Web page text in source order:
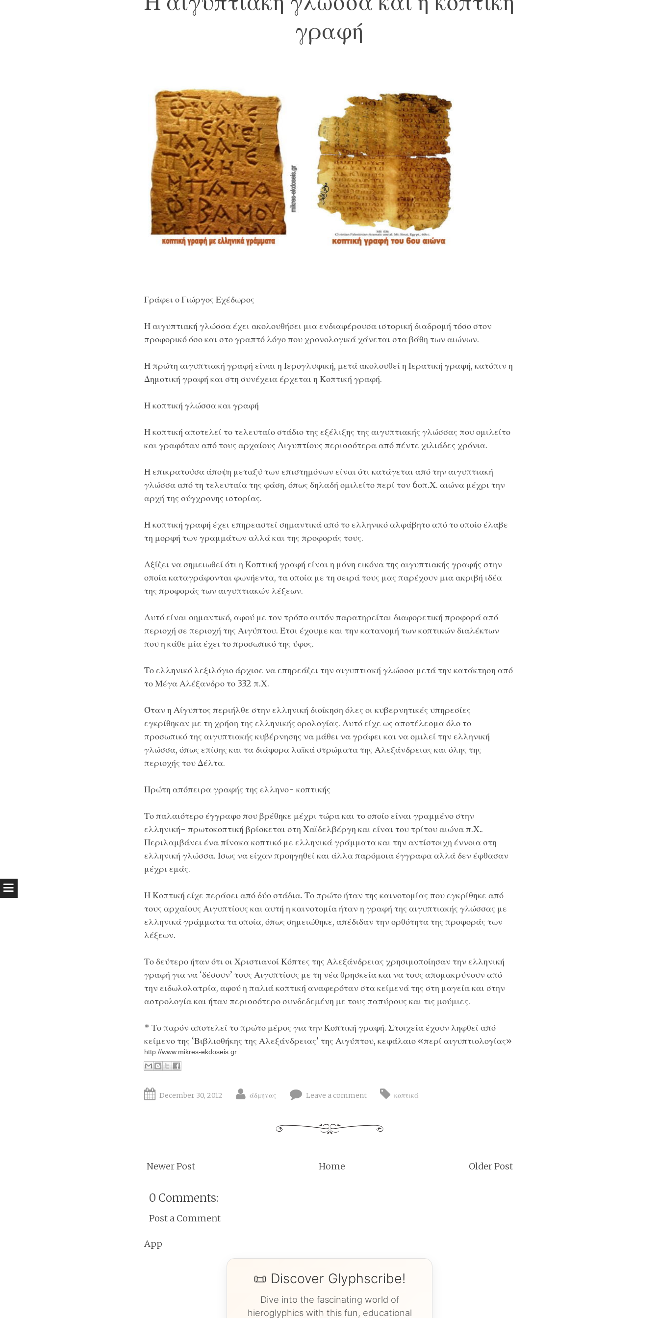
γραφή
Γράφει ο Γιώργος Εχέδωρος
Η αιγυπτιακή γλώσσα έχει ακολουθήσει μια ενδιαφέρουσα ιστορική διαδρομή τόσο στον
προφορικό όσο και στο γραπτό λόγο που χρονολογικά χάνεται στα βάθη των αιώνων.
Η πρώτη αιγυπτιακή γραφή είναι η Ιερογλυφική, μετά ακολουθεί η Ιερατική γραφή, κατόπιν η
Δημοτική γραφή και στη συνέχεια έρχεται η Κοπτική γραφή.
Η κοπτική γλώσσα και γραφή
Η κοπτική αποτελεί το τελευταίο στάδιο της εξέλιξης της αιγυπτιακής γλώσσας που ομιλείτο
και γραφόταν από τους αρχαίους Αιγυπτίους περισσότερα από πέντε χιλιάδες χρόνια.
Η επικρατούσα άποψη μεταξύ των επιστημόνων είναι ότι κατάγεται από την αιγυπτιακή
γλώσσα από τη τελευταία της φάση, όπως δηλαδή ομιλείτο περί τον 6οπ.Χ. αιώνα μέχρι την
αρχή της σύγχρονης ιστορίας.
Η κοπτική γραφή έχει επηρεαστεί σημαντικά από το ελληνικό αλφάβητο από το οποίο έλαβε
τη μορφή των γραμμάτων αλλά και της προφοράς τους.
Αξίζει να σημειωθεί ότι η Κοπτική γραφή είναι η μόνη εικόνα της αιγυπτιακής γραφής στην
οποία καταγράφονται φωνήεντα, τα οποία με τη σειρά τους μας παρέχουν μια ακριβή ιδέα
της προφοράς των αιγυπτιακών λέξεων.
Αυτό είναι σημαντικό, αφού με τον τρόπο αυτόν παρατηρείται διαφορετική προφορά από
περιοχή σε περιοχή της Αιγύπτου. Έτσι έχουμε και την κατανομή των κοπτικών διαλέκτων
που η κάθε μία έχει το προσωπικό της ύφος.
Το ελληνικό λεξιλόγιο άρχισε να επηρεάζει την αιγυπτιακή γλώσσα μετά την κατάκτηση από
το Μέγα Αλέξανδρο το 332 π.Χ.
Όταν η Αίγυπτος περιήλθε στην ελληνική διοίκηση όλες οι κυβερνητικές υπηρεσίες
εγκρίθηκαν με τη χρήση της ελληνικής ορολογίας. Αυτό είχε ως αποτέλεσμα όλο το
προσωπικό της αιγυπτιακής κυβέρνησης να μάθει να γράφει και να ομιλεί την ελληνική
γλώσσα, όπως επίσης και τα διάφορα λαϊκά στρώματα της Αλεξάνδρειας και όλης της
περιοχής του Δέλτα.
Πρώτη απόπειρα γραφής της ελληνο- κοπτικής
Το παλαιότερο έγγραφο που βρέθηκε μέχρι τώρα και το οποίο είναι γραμμένο στην
ελληνική- πρωτοκοπτική βρίσκεται στη Χαϊδελβέργη και είναι του τρίτου αιώνα π.Χ..
Περιλαμβάνει ένα πίνακα κοπτικό με ελληνικά γράμματα και την αντίστοιχη έννοια στη
ελληνική γλώσσα. Ίσως να είχαν προηγηθεί και άλλα παρόμοια έγγραφα αλλά δεν έφθασαν
μέχρι εμάς.
Η Κοπτική είχε περάσει από δύο στάδια. Το πρώτο ήταν της καινοτομίας που εγκρίθηκε από
τους αρχαίους Αιγυπτίους και αυτή η καινοτομία ήταν η γραφή της αιγυπτιακής γλώσσας με
ελληνικά γράμματα τα οποία, όπως σημειώθηκε, απέδιδαν την ορθότητα της προφοράς των
λέξεων.
Το δεύτερο ήταν ότι οι Χριστιανοί Κόπτες της Αλεξάνδρειας χρησιμοποίησαν την ελληνική
γραφή για να ‘δέσουν’ τους Αιγυπτίους με τη νέα θρησκεία και να τους απομακρύνουν από
την ειδωλολατρία, αφού η παλιά κοπτική αναφερόταν στα κείμενά της στη μαγεία και στην
αστρολογία και ήταν περισσότερο συνδεδεμένη με τους παπύρους και τις μούμιες.
* Το παρόν αποτελεί το πρώτο μέρος για την Κοπτική γραφή. Στοιχεία έχουν ληφθεί από
κείμενο της ‘Βιβλιοθήκης της Αλεξάνδρειας’ της Αιγύπτου, κεφάλαιο «περί αιγυπτιολογίας»
http://www.mikres-ekdoseis.gr
December 30, 2012 άδμηνας Leave a comment κοπτικά
Newer Post Older Post
Home
0 Comments:
Post a Comment
App
📜 Discover Glyphscribe!
Dive into the fascinating world of
hieroglyphics with this fun, educational